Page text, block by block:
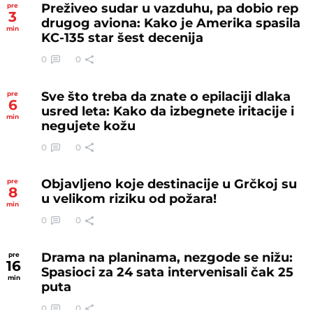
pre
3
min
Preživeo sudar u vazduhu, pa dobio rep
drugog aviona: Kako je Amerika spasila
KC-135 star šest decenija
0 0
pre
6
min
Sve što treba da znate o epilaciji dlaka
usred leta: Kako da izbegnete iritacije i
negujete kožu
0 0
pre
8
min
Objavljeno koje destinacije u Grčkoj su
u velikom riziku od požara!
0 0
pre
16
min
Drama na planinama, nezgode se nižu:
Spasioci za 24 sata intervenisali čak 25
puta